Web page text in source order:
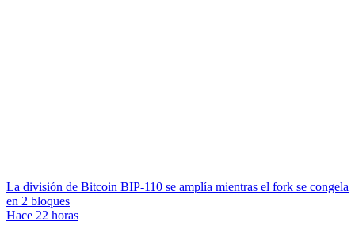
La división de Bitcoin BIP-110 se amplía mientras el fork se congela
en 2 bloques
Hace 22 horas